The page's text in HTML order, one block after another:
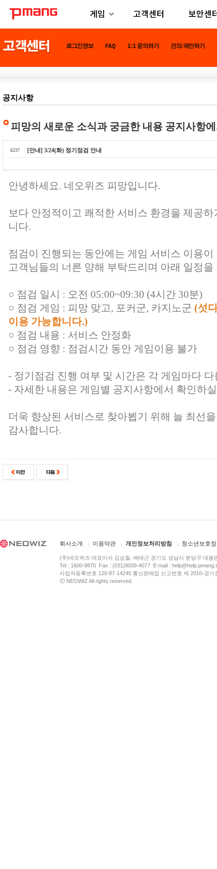
게임 고객센터 보안센
공지사항
피망의 새로운 소식과 궁금한 내용 공지사항
6237 [안내] 3/24(화) 정기점검 안내
안녕하세요. 네오위즈 피망입니다.
보다 안정적이고 쾌적한 서비스 환경을 제공
니다.
점검이 진행되는 동안에는 게임 서비스 이용
고객님들의 너른 양해 부탁드리며 아래 일정
○ 점검 일시 : 오전 05:00~09:30 (4시간 30분)
○ 점검 게임 : 피망 맞고, 포커군, 카지노군 (섯
이용 가능합니다.)
○ 점검 내용 : 서비스 안정화
○ 점검 영향 : 점검시간 동안 게임이용 불가
- 정기점검 진행 여부 및 시간은 각 게임마다
- 자세한 내용은 게임별 공지사항에서 확인하
더욱 향상된 서비스로 찾아뵙기 위해 늘 최선
감사합니다.
회사소개 이용약관 개인정보처리방침 청소년보호
(주)네오위즈 대표이사 김승철, 배태근 경기도 성남시 분당구 대왕
Tel : 1600-8870 Fax : (031)8039-4077 E-mail :
사업자등록번호 120-87-14245 통신판매업 신고번호 제 2010-경
ⓒ NEOWIZ All rights reserved.